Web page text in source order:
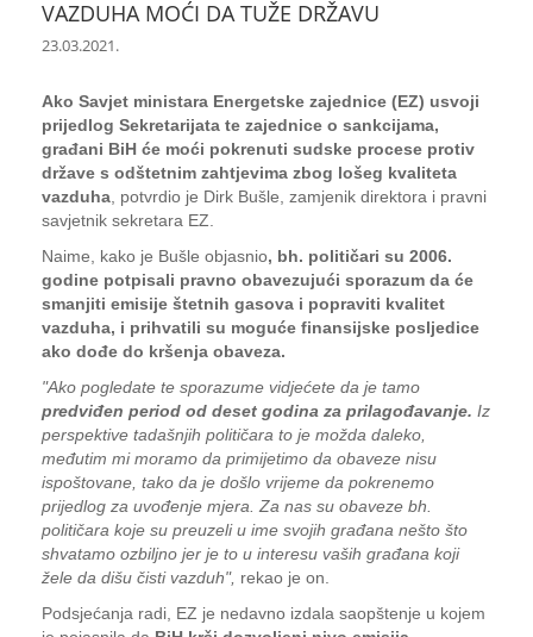
VAZDUHA MOĆI DA TUŽE DRŽAVU
23.03.2021.
Ako Savjet ministara Energetske zajednice (EZ) usvoji
prijedlog Sekretarijata te zajednice o sankcijama,
građani BiH će moći pokrenuti sudske procese protiv
države s odštetnim zahtjevima zbog lošeg kvaliteta
vazduha , potvrdio je Dirk Bušle, zamjenik direktora i pravni
savjetnik sekretara EZ.
Naime, kako je Bušle objasnio, bh. političari su 2006.
godine potpisali pravno obavezujući sporazum da će
smanjiti emisije štetnih gasova i popraviti kvalitet
vazduha, i prihvatili su moguće finansijske posljedice
ako dođe do kršenja obaveza.
"Ako pogledate te sporazume vidjećete da je tamo
predviđen period od deset godina za prilagođavanje. Iz
perspektive tadašnjih političara to je možda daleko,
međutim mi moramo da primijetimo da obaveze nisu
ispoštovane, tako da je došlo vrijeme da pokrenemo
prijedlog za uvođenje mjera. Za nas su obaveze bh.
političara koje su preuzeli u ime svojih građana nešto što
shvatamo ozbiljno jer je to u interesu vaših građana koji
žele da dišu čisti vazduh", rekao je on.
Podsjećanja radi, EZ je nedavno izdala saopštenje u kojem